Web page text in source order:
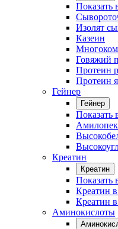
Показать
Изолят
Казеин
Говяжий
Протеин
Протеин
Гейнер
Гейнер
Показать
Креатин
Креатин
Показать
Креатин
Креатин в
Аминокислоты